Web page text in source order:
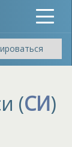
Toggle
(СИ)